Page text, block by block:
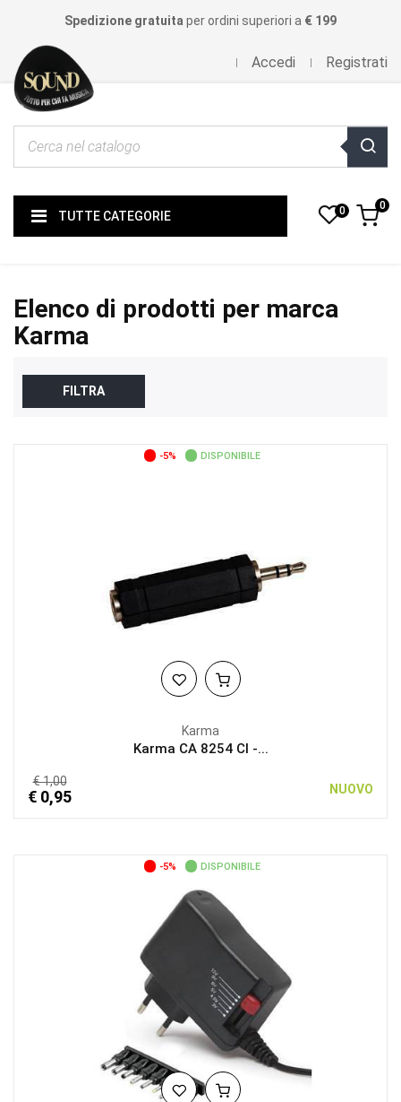
Spedizione gratuita per ordini superiori a € 199
Accedi Registrati
TUTTE CATEGORIE 0 0
Elenco di prodotti per marca
Karma
FILTRA
-5% DISPONIBILE
Karma
Karma CA 8254 CI -...
€ 1,00
€ 0,95 NUOVO
-5% DISPONIBILE